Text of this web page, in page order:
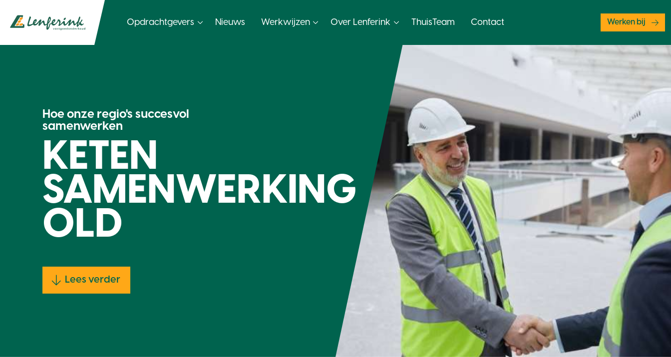
Opdrachtgevers Nieuws Werkwijzen Over Lenferink ThuisTeam Contact Werken bij
Hoe onze regio's succesvol
samenwerken
KETEN
SAMENWERKING
OLD
Lees verder